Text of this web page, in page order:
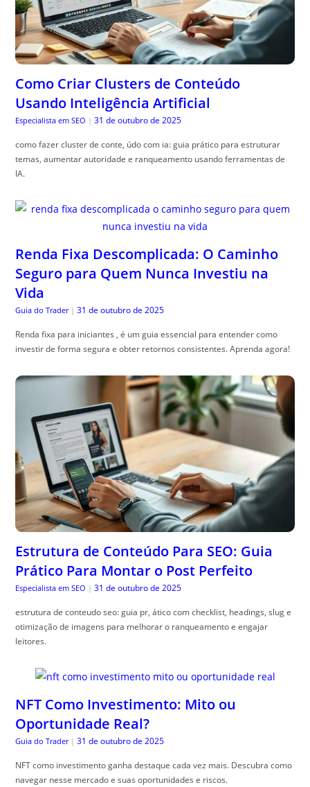
Como Criar Clusters de Conteúdo
Usando Inteligência Artificial
Especialista em SEO | 31 de outubro de 2025
como fazer cluster de conte, údo com ia: guia prático para estruturar
temas, aumentar autoridade e ranqueamento usando ferramentas de
IA.
Renda Fixa Descomplicada: O Caminho
Seguro para Quem Nunca Investiu na
Vida
Guia do Trader | 31 de outubro de 2025
Renda fixa para iniciantes , é um guia essencial para entender como
investir de forma segura e obter retornos consistentes. Aprenda agora!
Estrutura de Conteúdo Para SEO: Guia
Prático Para Montar o Post Perfeito
Especialista em SEO | 31 de outubro de 2025
estrutura de conteudo seo: guia pr, ático com checklist, headings, slug e
otimização de imagens para melhorar o ranqueamento e engajar
leitores.
NFT Como Investimento: Mito ou
Oportunidade Real?
Guia do Trader | 31 de outubro de 2025
NFT como investimento ganha destaque cada vez mais. Descubra como
navegar nesse mercado e suas oportunidades e riscos.